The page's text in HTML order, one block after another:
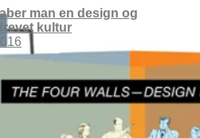
man en design og
kultur